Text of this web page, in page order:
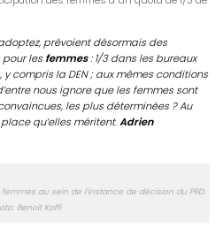
prévoient désormais des
lesfemmes: 1/3 dans les bureaux
compris la DEN ; aux mêmes conditions
nous ignore que les femmes sont
les plus déterminées ? Au
place qu’elles méritent.Adrien
au sein de l’instance de décision du PRD.
Benoit Koffi